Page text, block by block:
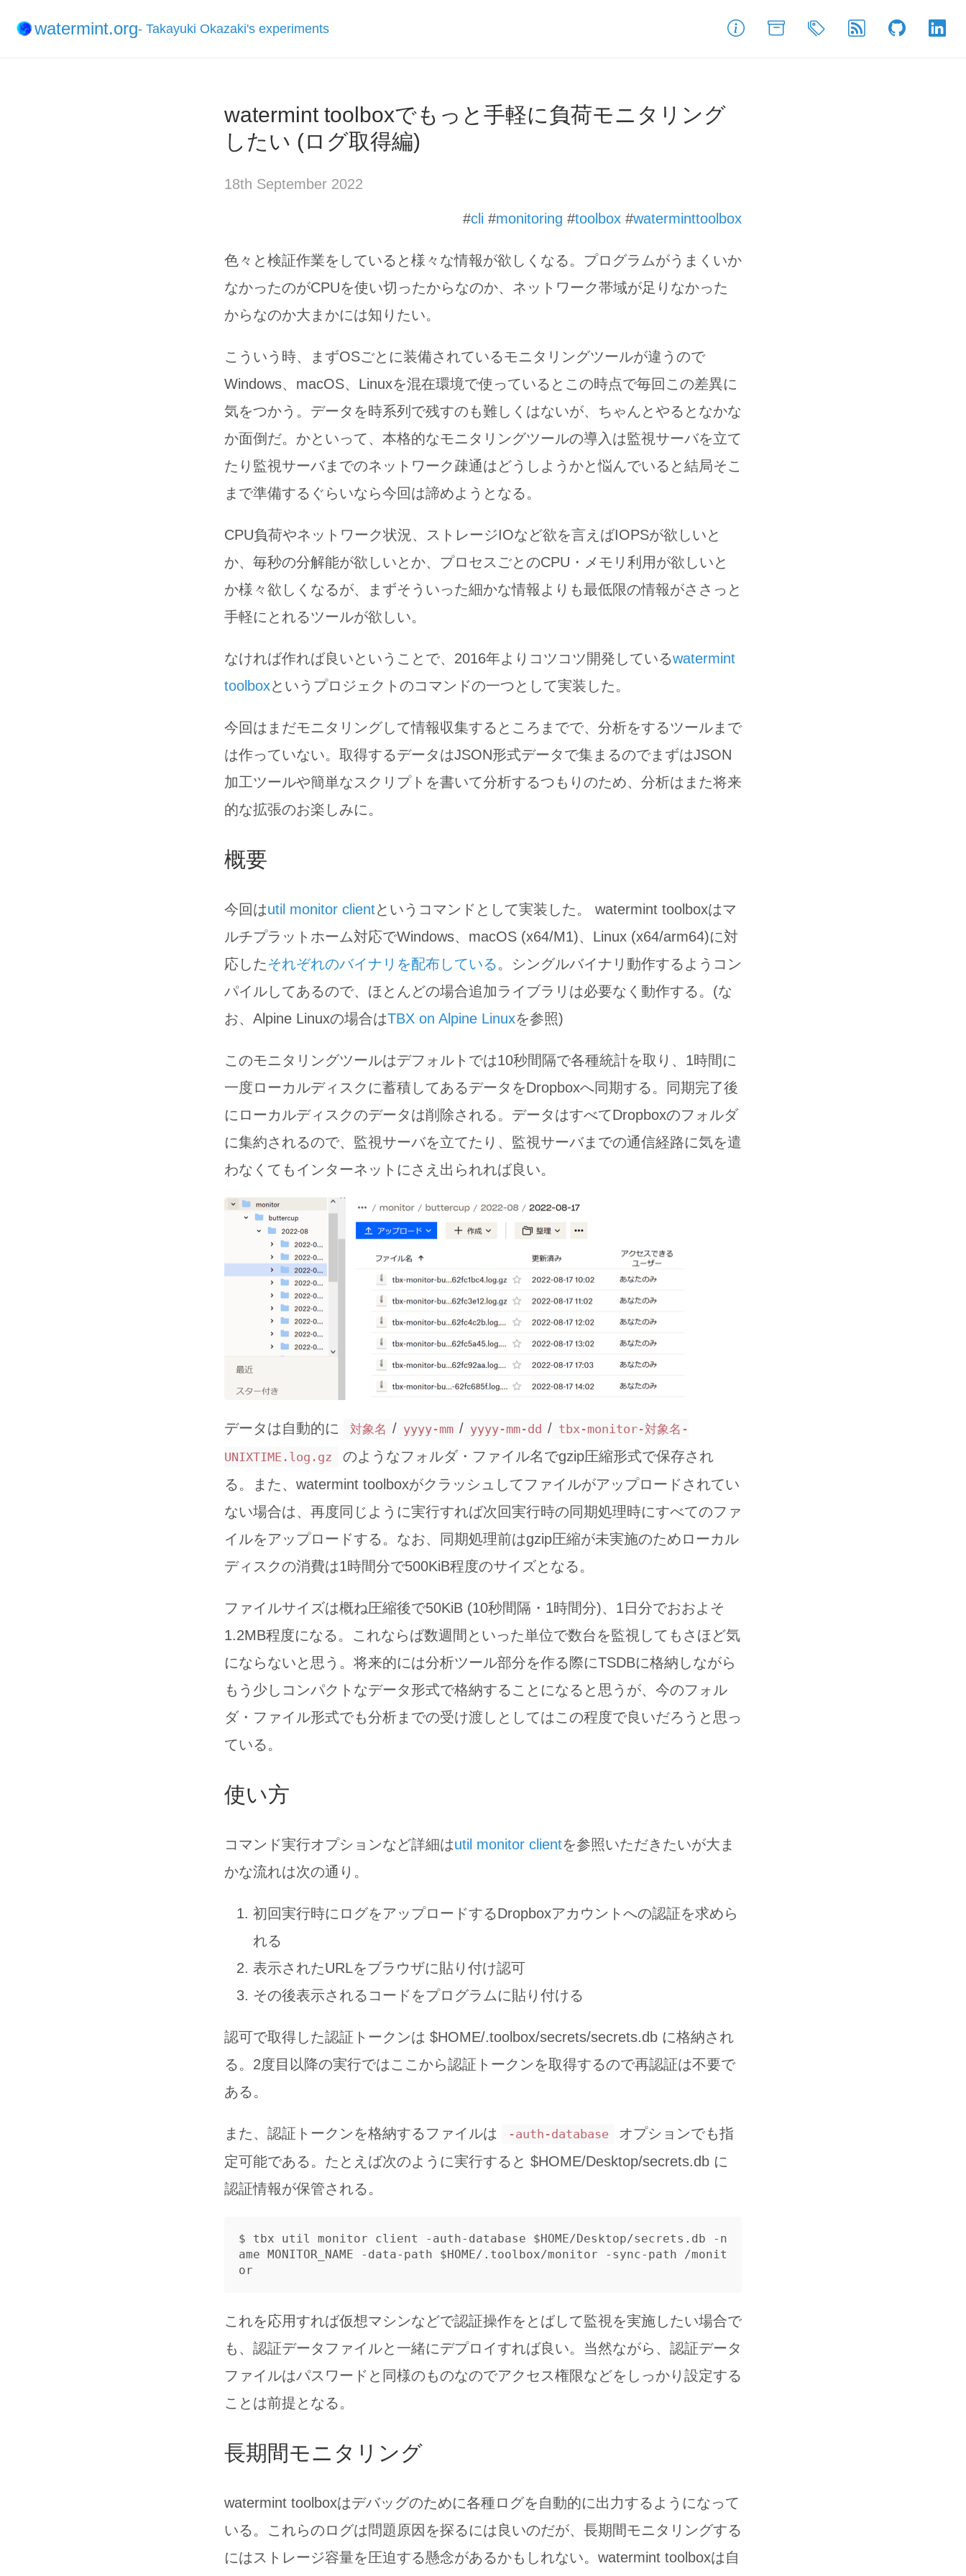
watermint.org- Takayuki Okazaki's experiments
AboutArchiveTags Feed GitHub
watermint toolboxでもっと手軽に負荷モニタリング
したい (ログ取得編)
18th September 2022
#cli #monitoring #toolbox #waterminttoolbox
色々と検証作業をしていると様々な情報が欲しくなる。プログラムがうまくいか
なかったのがCPUを使い切ったからなのか、ネットワーク帯域が足りなかった
からなのか大まかには知りたい。
こういう時、まずOSごとに装備されているモニタリングツールが違うので
Windows、macOS、Linuxを混在環境で使っているとこの時点で毎回この差異に
気をつかう。データを時系列で残すのも難しくはないが、ちゃんとやるとなかな
か面倒だ。かといって、本格的なモニタリングツールの導入は監視サーバを立て
たり監視サーバまでのネットワーク疎通はどうしようかと悩んでいると結局そこ
まで準備するぐらいなら今回は諦めようとなる。
CPU負荷やネットワーク状況、ストレージIOなど欲を言えばIOPSが欲しいと
か、毎秒の分解能が欲しいとか、プロセスごとのCPU・メモリ利用が欲しいと
か様々欲しくなるが、まずそういった細かな情報よりも最低限の情報がささっと
手軽にとれるツールが欲しい。
なければ作れば良いということで、2016年よりコツコツ開発しているwatermint
toolboxというプロジェクトのコマンドの一つとして実装した。
今回はまだモニタリングして情報収集するところまでで、分析をするツールまで
は作っていない。取得するデータはJSON形式データで集まるのでまずはJSON
加工ツールや簡単なスクリプトを書いて分析するつもりのため、分析はまた将来
的な拡張のお楽しみに。
概要
今回はutil monitor clientというコマンドとして実装した。 watermint toolboxはマ
ルチプラットホーム対応でWindows、macOS (x64/M1)、Linux (x64/arm64)に対
応したそれぞれのバイナリを配布している。シングルバイナリ動作するようコン
パイルしてあるので、ほとんどの場合追加ライブラリは必要なく動作する。(な
お、Alpine Linuxの場合はTBX on Alpine Linuxを参照)
このモニタリングツールはデフォルトでは10秒間隔で各種統計を取り、1時間に
一度ローカルディスクに蓄積してあるデータをDropboxへ同期する。同期完了後
にローカルディスクのデータは削除される。データはすべてDropboxのフォルダ
に集約されるので、監視サーバを立てたり、監視サーバまでの通信経路に気を遣
わなくてもインターネットにさえ出られれば良い。
データは自動的に 対象名 / yyyy-mm / yyyy-mm-dd / tbx-monitor-対象名-
UNIXTIME.log.gz
のようなフォルダ・ファイル名でgzip圧縮形式で保存され
る。また、watermint toolboxがクラッシュしてファイルがアップロードされてい
ない場合は、再度同じように実行すれば次回実行時の同期処理時にすべてのファ
イルをアップロードする。なお、同期処理前はgzip圧縮が未実施のためローカル
ディスクの消費は1時間分で500KiB程度のサイズとなる。
ファイルサイズは概ね圧縮後で50KiB (10秒間隔・1時間分)、1日分でおおよそ
1.2MB程度になる。これならば数週間といった単位で数台を監視してもさほど気
にならないと思う。将来的には分析ツール部分を作る際にTSDBに格納しながら
もう少しコンパクトなデータ形式で格納することになると思うが、今のフォル
ダ・ファイル形式でも分析までの受け渡しとしてはこの程度で良いだろうと思っ
ている。
使い方
コマンド実行オプションなど詳細はutil monitor clientを参照いただきたいが大ま
かな流れは次の通り。
初回実行時にログをアップロードするDropboxアカウントへの認証を求めら
れる
表示されたURLをブラウザに貼り付け認可
その後表示されるコードをプログラムに貼り付ける
認可で取得した認証トークンは $HOME/.toolbox/secrets/secrets.db に格納され
る。2度目以降の実行ではここから認証トークンを取得するので再認証は不要で
ある。
また、認証トークンを格納するファイルは -auth-database
オプションでも指
定可能である。たとえば次のように実行すると $HOME/Desktop/secrets.db に
認証情報が保管される。
$ tbx util monitor client -auth-database $HOME/Desktop/secrets.db -n
ame MONITOR_NAME -data-path $HOME/.toolbox/monitor -sync-path /monit
これを応用すれば仮想マシンなどで認証操作をとばして監視を実施したい場合で
も、認証データファイルと一緒にデプロイすれば良い。当然ながら、認証データ
ファイルはパスワードと同様のものなのでアクセス権限などをしっかり設定する
ことは前提となる。
長期間モニタリング
watermint toolboxはデバッグのために各種ログを自動的に出力するようになって
いる。これらのログは問題原因を探るには良いのだが、長期間モニタリングする
にはストレージ容量を圧迫する懸念があるかもしれない。watermint toolboxは自